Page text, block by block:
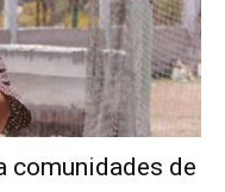
comunidades de